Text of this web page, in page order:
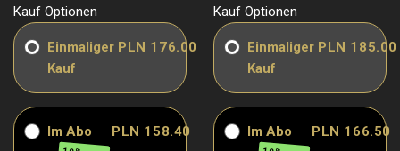
Kauf Optionen
Einmaliger
Kauf
PLN 176.00
Im Abo PLN 158.40
Kauf Optionen
Einmaliger
Kauf
PLN 185.00
Im Abo PLN 166.50